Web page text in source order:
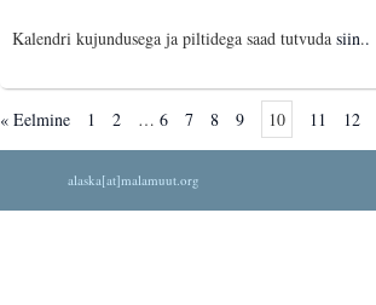
Kalendri kujundusega ja piltidega saad tutvuda siin..
« Eelmine 1 2 … 6 7 8 9 10 11 12
alaska[at]malamuut.org